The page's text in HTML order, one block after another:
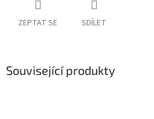
ZEPTAT SE SDÍLET
Související produkty